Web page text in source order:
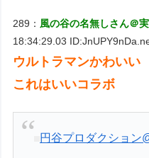
289： 風の谷の名無しさん＠
18:34:29.03
ウルトラマンかわいい
これはいいコラボ
円谷プロダクション